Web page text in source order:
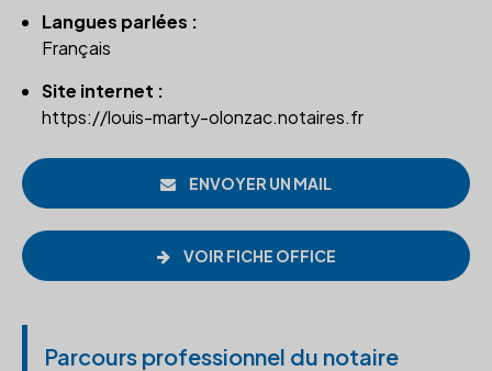
Langues parlées :
Français
Site internet :
https://louis-marty-olonzac.notaires.fr
ENVOYER UN MAIL
VOIR FICHE OFFICE
Parcours professionnel du notaire